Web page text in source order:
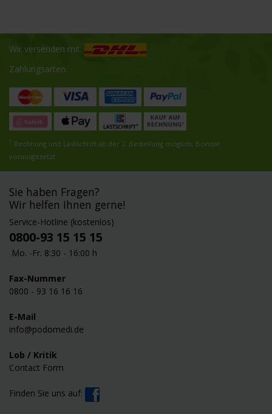
Wir versenden mit:
Zahlungsarten:
1 Rechnung und Lastschrift ab der 2. Bestellung möglich, Bonität
vorausgesetzt
Sie haben Fragen?
Wir helfen Ihnen gerne!
Service-Hotline (kostenlos)
0800-93 15 15 15
Mo. -Fr. 8:30 - 16:00 h
Fax-Nummer
0800 - 93 16 16 16
E-Mail
info@podomedi.de
Lob / Kritik
Contact Form
Finden Sie uns auf: